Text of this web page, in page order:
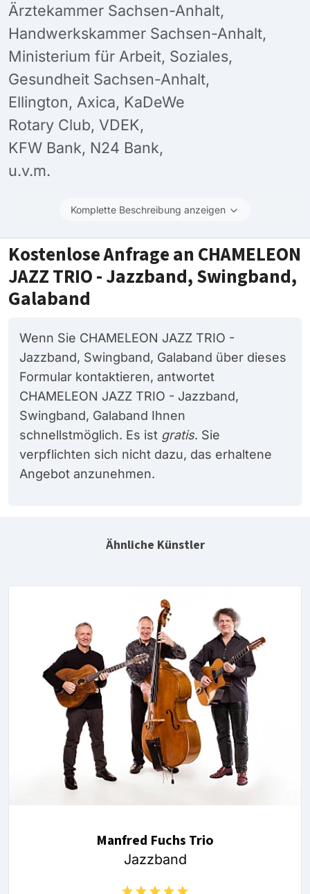
Ärztekammer Sachsen-Anhalt,
Handwerkskammer Sachsen-Anhalt,
Ministerium für Arbeit, Soziales,
Gesundheit Sachsen-Anhalt,
Ellington, Axica, KaDeWe
Rotary Club, VDEK,
KFW Bank, N24 Bank,
u.v.m.
Komplette Beschreibung anzeigen
Kostenlose Anfrage an CHAMELEON
JAZZ TRIO - Jazzband, Swingband,
Galaband
Wenn Sie CHAMELEON JAZZ TRIO -
Jazzband, Swingband, Galaband über dieses
Formular kontaktieren, antwortet
CHAMELEON JAZZ TRIO - Jazzband,
Swingband, Galaband Ihnen
schnellstmöglich. Es ist gratis. Sie
verpflichten sich nicht dazu, das erhaltene
Angebot anzunehmen.
Ähnliche Künstler
Manfred Fuchs Trio
Jazzband